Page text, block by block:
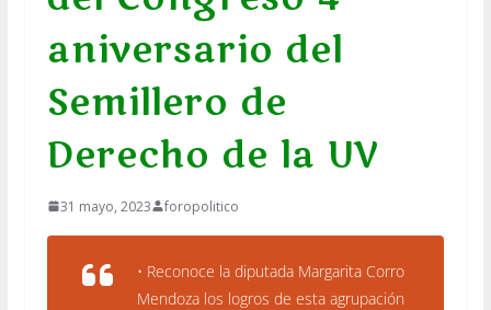
aniversario del
Semillero de
Derecho de la UV
31 mayo, 2023 foropolitico
• Reconoce la diputada Margarita Corro
Mendoza los logros de esta agrupación